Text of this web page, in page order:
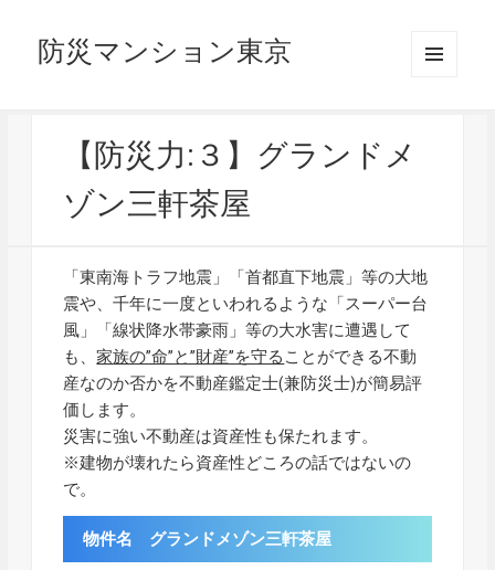
防災マンション東京
【防災力:３】グランドメ
ゾン三軒茶屋
「東南海トラフ地震」「首都直下地震」等の大地
震や、千年に一度といわれるような「スーパー台
風」「線状降水帯豪雨」等の大水害に遭遇して
も、家族の”命”と”財産”を守る ことができる不動
産なのか否かを不動産鑑定士(兼防災士)が簡易評
価します。
災害に強い不動産は資産性も保たれます。
※建物が壊れたら資産性どころの話ではないの
で。
物件名 グランドメゾン三軒茶屋